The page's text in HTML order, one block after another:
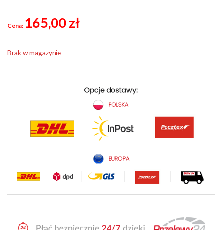
165,00zł
Brak w magazynie